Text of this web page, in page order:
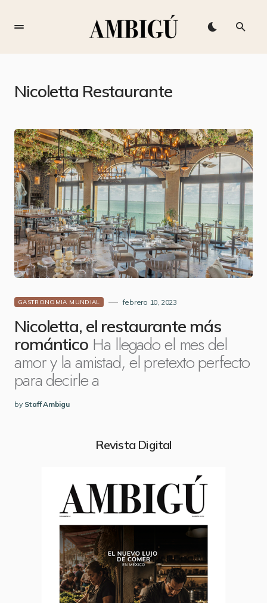
Nicoletta Restaurante
GASTRONOMIA MUNDIAL febrero 10, 2023
Nicoletta, el restaurante más
romántico Ha llegado el mes del
amor y la amistad, el pretexto perfecto
para decirle a
by Staff Ambigu
Revista Digital